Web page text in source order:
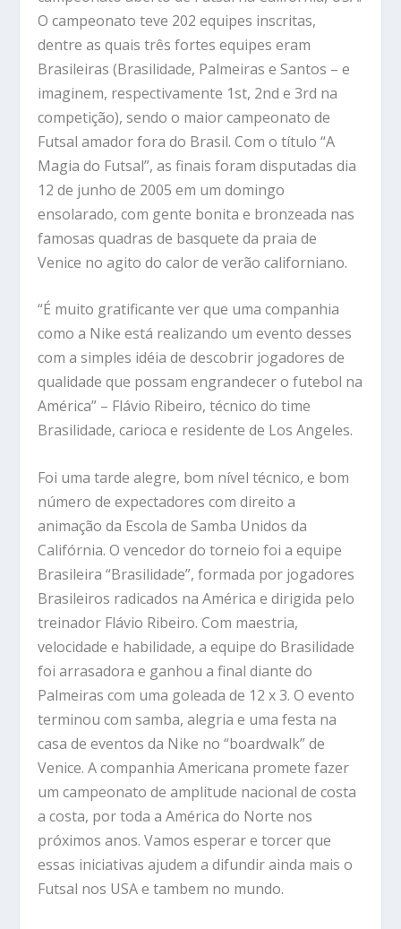
O campeonato teve 202 equipes inscritas,
dentre as quais três fortes equipes eram
Brasileiras (Brasilidade, Palmeiras e Santos – e
imaginem, respectivamente 1st, 2nd e 3rd na
competição), sendo o maior campeonato de
Futsal amador fora do Brasil. Com o título “A
Magia do Futsal”, as finais foram disputadas dia
12 de junho de 2005 em um domingo
ensolarado, com gente bonita e bronzeada nas
famosas quadras de basquete da praia de
Venice no agito do calor de verão californiano.
“É muito gratificante ver que uma companhia
como a Nike está realizando um evento desses
com a simples idéia de descobrir jogadores de
qualidade que possam engrandecer o futebol na
América” – Flávio Ribeiro, técnico do time
Brasilidade, carioca e residente de Los Angeles.
Foi uma tarde alegre, bom nível técnico, e bom
número de expectadores com direito a
animação da Escola de Samba Unidos da
Califórnia. O vencedor do torneio foi a equipe
Brasileira “Brasilidade”, formada por jogadores
Brasileiros radicados na América e dirigida pelo
treinador Flávio Ribeiro. Com maestria,
velocidade e habilidade, a equipe do Brasilidade
foi arrasadora e ganhou a final diante do
Palmeiras com uma goleada de 12 x 3. O evento
terminou com samba, alegria e uma festa na
casa de eventos da Nike no “boardwalk” de
Venice. A companhia Americana promete fazer
um campeonato de amplitude nacional de costa
a costa, por toda a América do Norte nos
próximos anos. Vamos esperar e torcer que
essas iniciativas ajudem a difundir ainda mais o
Futsal nos USA e tambem no mundo.